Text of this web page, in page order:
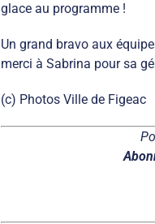
glace au programme !
Un grand bravo aux
merci à Sabrina pour sa
(c) Photos Ville de Figeac